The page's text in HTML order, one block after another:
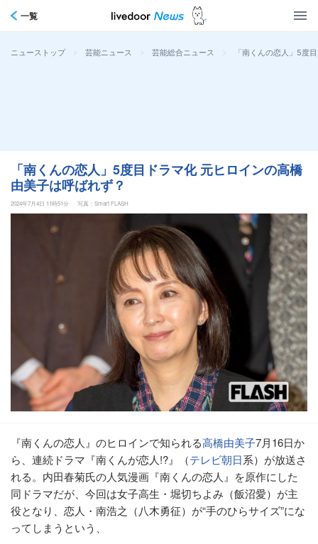
一覧
ニューストップ > 芸能ニュース > 芸能総合ニュース > 「南くんの恋人」5度
「南くんの恋人」5度目ドラマ化 元ヒロインの高橋
由美子は呼ばれず？
2024年7月4日 11時51分 写真：Smart FLASH
『南くんの恋人』のヒロインで知られる高橋由美子7月16日か
ら、連続ドラマ『南くんが恋人!?』（テレビ朝日系）が放送さ
れる。内田春菊氏の人気漫画『南くんの恋人』を原作にした
同ドラマだが、今回は女子高生・堀切ちよみ（飯沼愛）が主
役となり、恋人・南浩之（八木勇征）が“手のひらサイズ”にな
ってしまうという、